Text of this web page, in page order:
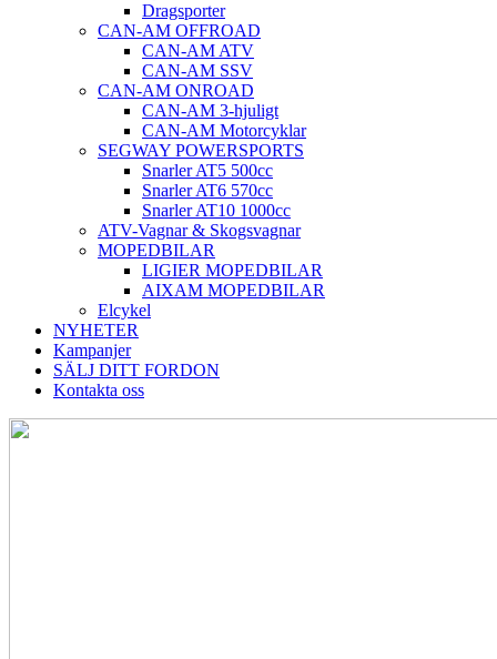
Dragsporter
CAN-AM OFFROAD
CAN-AM ATV
CAN-AM SSV
CAN-AM ONROAD
CAN-AM 3-hjuligt
CAN-AM Motorcyklar
SEGWAY POWERSPORTS
Snarler AT5 500cc
Snarler AT6 570cc
Snarler AT10 1000cc
ATV-Vagnar & Skogsvagnar
MOPEDBILAR
LIGIER MOPEDBILAR
AIXAM MOPEDBILAR
Elcykel
NYHETER
Kampanjer
SÄLJ DITT FORDON
Kontakta oss